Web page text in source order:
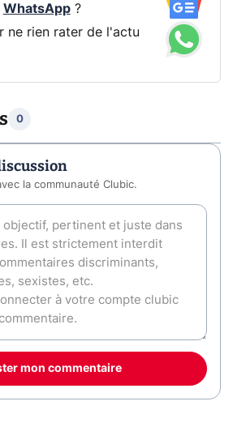
WhatsApp?
ne rien rater de l'actu
0
la communauté Clubic.
mon commentaire